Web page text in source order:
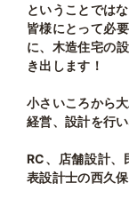
ということではな
皆様にとって必
に、木造住宅の
き出します！
小さいころから
経営、設計を行
RC、店舗設計、
表設計士の西久保